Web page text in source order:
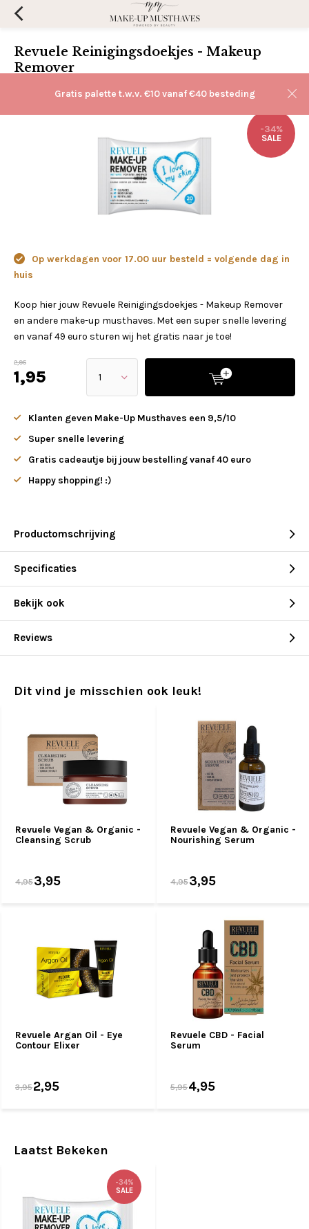
Gratis palette t.w.v. €10 vanaf €40 besteding
Revuele Reinigingsdoekjes - Makeup
Remover
-34%
SALE
Op werkdagen voor 17.00 uur besteld = volgende dag in
huis
Koop hier jouw Revuele Reinigingsdoekjes - Makeup Remover
en andere make-up musthaves. Met een super snelle levering
en vanaf 49 euro sturen wij het gratis naar je toe!
2,95
1,95
Klanten geven Make-Up Musthaves een 9,5/10
Super snelle levering
Gratis cadeautje bij jouw bestelling vanaf 40 euro
Happy shopping! :)
Productomschrijving
Specificaties
Bekijk ook
Reviews
Dit vind je misschien ook leuk!
Revuele Vegan & Organic -
Cleansing Scrub
4,953,95
Revuele Vegan & Organic -
Nourishing Serum
4,953,95
Revuele Argan Oil - Eye
Contour Elixer
3,952,95
Revuele CBD - Facial
Serum
5,954,95
Laatst Bekeken
-34%
SALE